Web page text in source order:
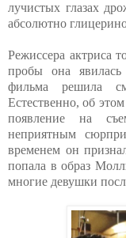
лучистых глазах
абсолютно
Режиссера актриса
пробы она
фильма решила
Естественно, об
появление на
неприятным
временем он
попала в образ
многие девушки